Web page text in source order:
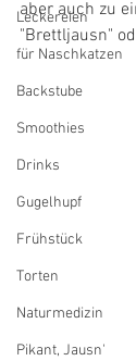
Leckereien
für Naschkatzen
Backstube
Smoothies
Drinks
Gugelhupf
Frühstück
Torten
Naturmedizin
Pikant, Jausn'
aber auch zu
"Brettljausn"